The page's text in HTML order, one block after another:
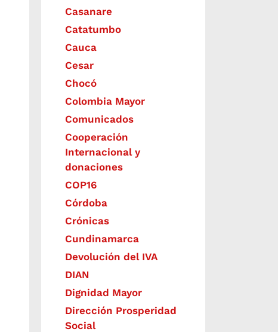
Casanare
Catatumbo
Cauca
Cesar
Chocó
Colombia Mayor
Comunicados
Cooperación
Internacional y
donaciones
COP16
Córdoba
Crónicas
Cundinamarca
Devolución del IVA
DIAN
Dignidad Mayor
Dirección Prosperidad
Social